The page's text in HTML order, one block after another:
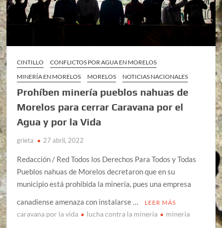
CINTILLO
CONFLICTOS POR AGUA EN MORELOS
MINERÍA EN MORELOS
MORELOS NOTICIAS NACIONALES
Prohíben minería pueblos nahuas de
Morelos para cerrar Caravana por el
Agua y por la Vida
grieta 27 abril, 2022
Redacción / Red Todos los Derechos Para Todos y Todas
Pueblos nahuas de Morelos decretaron que en su
municipio está prohibida la minería, pues una empresa
canadiense amenaza con instalarse …
LEER MÁS
caravana por la vida lucha contra la minería mineria